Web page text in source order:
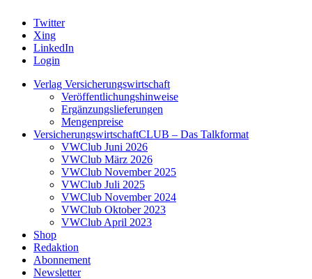
Twitter
Xing
LinkedIn
Login
Verlag Versicherungswirtschaft
Veröffentlichungshinweise
Ergänzungslieferungen
Mengenpreise
VersicherungswirtschaftCLUB – Das Talkformat
VWClub Juni 2026
VWClub März 2026
VWClub November 2025
VWClub Juli 2025
VWClub November 2024
VWClub Oktober 2023
VWClub April 2023
Shop
Redaktion
Abonnement
Newsletter